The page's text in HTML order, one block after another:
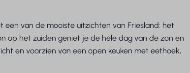
van de mooiste uitzichten van Friesland: het
op het zuiden geniet je de hele dag van de zon en
en voorzien van een open keuken met eethoek,